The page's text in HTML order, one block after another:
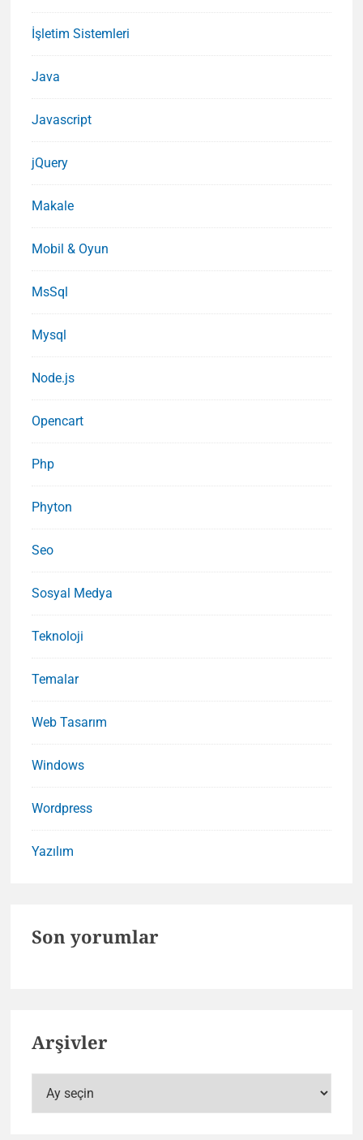
İşletim Sistemleri
Java
Javascript
jQuery
Makale
Mobil & Oyun
MsSql
Mysql
Node.js
Opencart
Php
Phyton
Seo
Sosyal Medya
Teknoloji
Temalar
Web Tasarım
Windows
Wordpress
Yazılım
Son yorumlar
Arşivler